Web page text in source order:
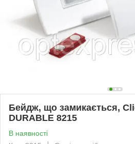
Бейдж, що замикається,
DURABLE 8215
В наявності